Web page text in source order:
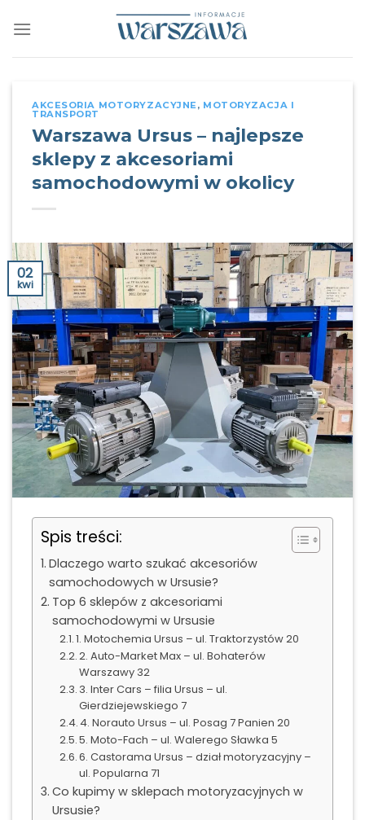
AKCESORIA MOTORYZACYJNE, MOTORYZACJA I
TRANSPORT
Warszawa Ursus – najlepsze
sklepy z akcesoriami
samochodowymi w okolicy
02
kwi
Spis treści:
Dlaczego warto szukać akcesoriów
samochodowych w Ursusie?
Top 6 sklepów z akcesoriami
samochodowymi w Ursusie
1. Motochemia Ursus – ul. Traktorzystów 20
2. Auto-Market Max – ul. Bohaterów
Warszawy 32
3. Inter Cars – filia Ursus – ul.
Gierdziejewskiego 7
4. Norauto Ursus – ul. Posag 7 Panien 20
5. Moto-Fach – ul. Walerego Sławka 5
6. Castorama Ursus – dział motoryzacyjny –
ul. Popularna 71
Co kupimy w sklepach motoryzacyjnych w
Ursusie?